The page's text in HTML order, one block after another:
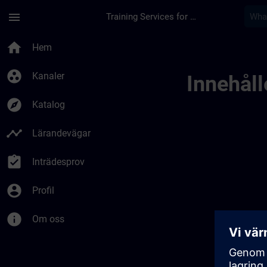
menu Training Services for Digital Industries
home Hem
group_work Kanaler
explore Katalog
timeline Lärandevägar
assignment_turned_in Inträdesprov
account_circle Profil
info Om oss